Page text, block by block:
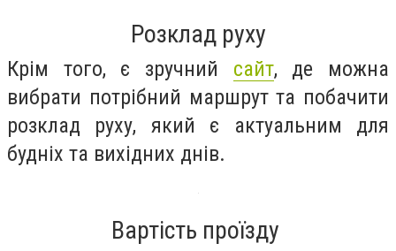
Розклад руху
Крім того, є зручний сайт, де можна
вибрати потрібний маршрут та побачити
розклад руху, який є актуальним для
будніх та вихідних днів.
Вартість проїзду